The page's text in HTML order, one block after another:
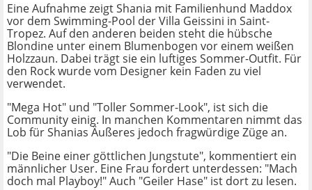
Eine Aufnahme zeigt Shania mit Familienhund Maddox
vor dem Swimming-Pool der Villa Geissini in Saint-
Tropez. Auf den anderen beiden steht die hübsche
Blondine unter einem Blumenbogen vor einem weißen
Holzzaun. Dabei trägt sie ein luftiges Sommer-Outfit. Für
den Rock wurde vom Designer kein Faden zu viel
verwendet.
"Mega Hot" und "Toller Sommer-Look", ist sich die
Community einig. In manchen Kommentaren nimmt das
Lob für Shanias Äußeres jedoch fragwürdige Züge an.
"Die Beine einer göttlichen Jungstute", kommentiert ein
männlicher User. Eine Frau fordert unterdessen: "Mach
doch mal Playboy!" Auch "Geiler Hase" ist dort zu lesen.